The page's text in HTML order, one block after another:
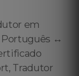
em
Português ↔️
Tradutor